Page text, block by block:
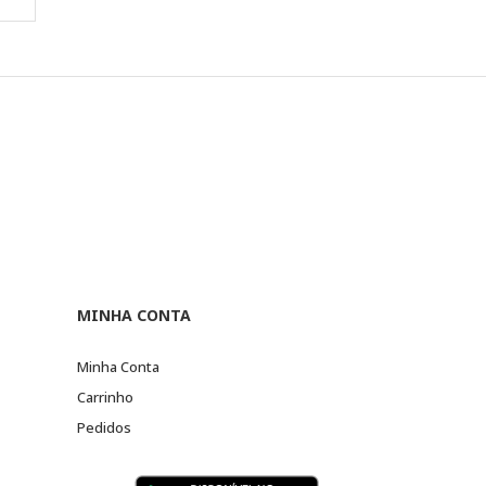
MINHA CONTA
Minha Conta
Carrinho
Pedidos